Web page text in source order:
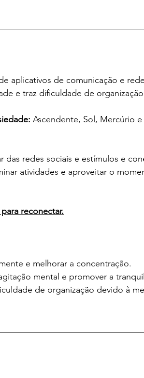
aplicativos de comunicação e
e traz dificuldade de
Ascendente, Sol, Mercúrio e
das redes sociais e estímulos e
atividades e aproveitar o
reconectar.
e melhorar a concentração.
mental e promover a
de organização devido à